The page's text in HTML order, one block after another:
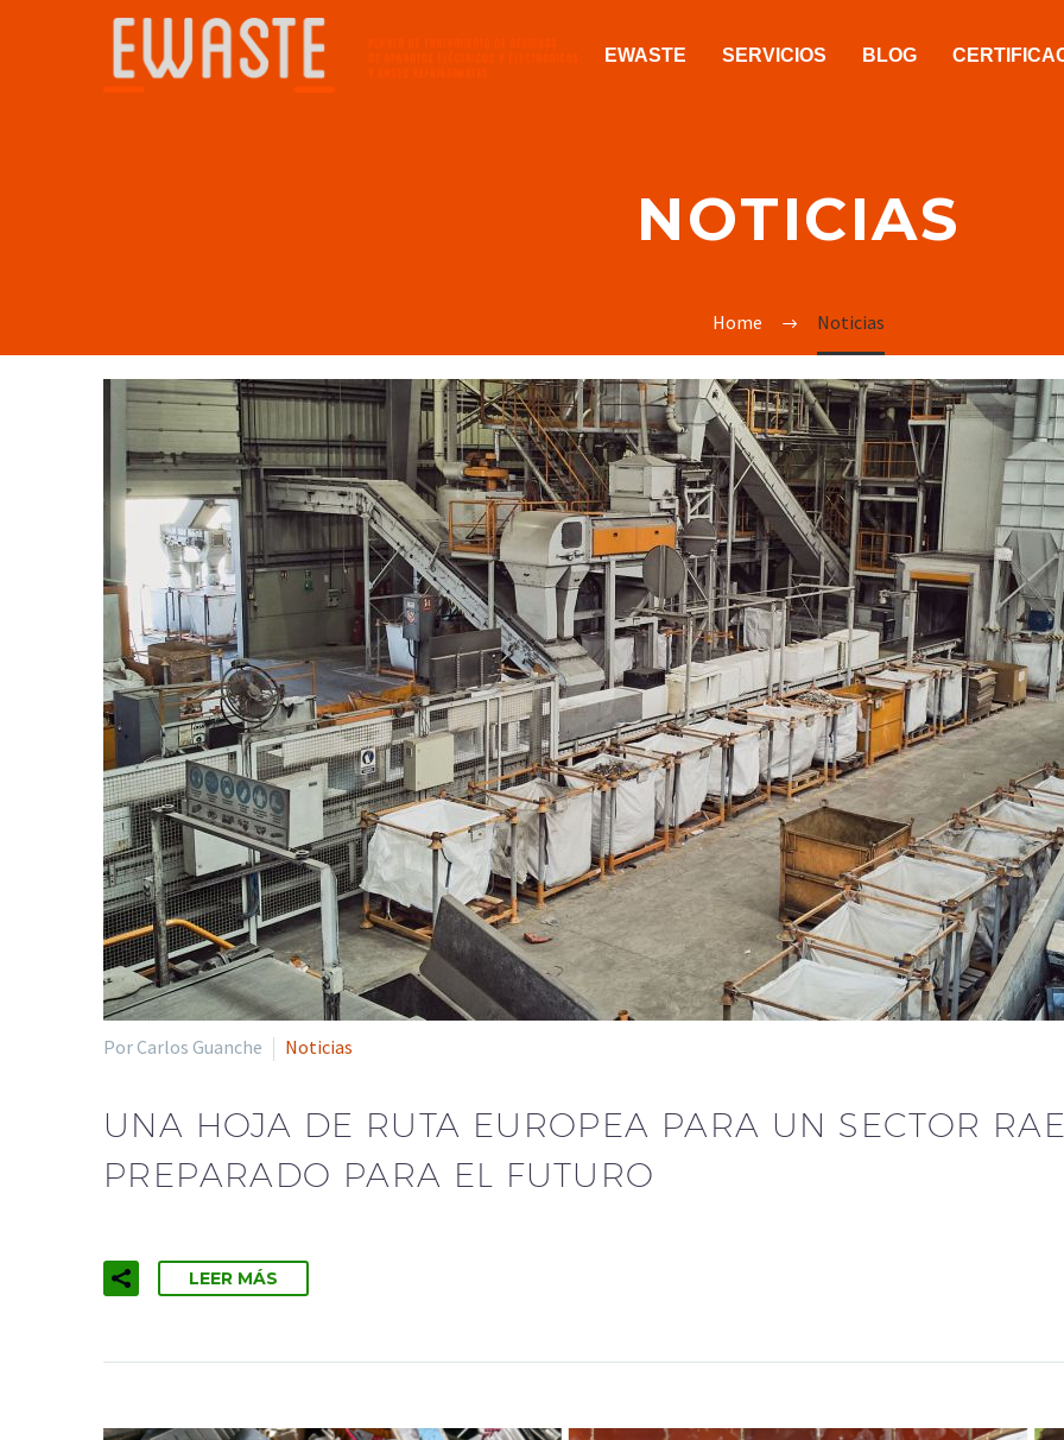
EWASTE SERVICIOS BLOG
NOTICIAS
Home Noticias
Por Carlos Guanche Noticias
UNA HOJA DE RUTA EUROPEA PARA UN SECTOR
PREPARADO PARA EL FUTURO
LEER MÁS